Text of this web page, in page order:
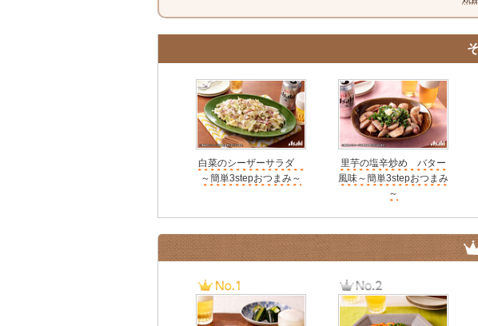
白菜のシーザーサラダ
～簡単3stepおつまみ～
里芋の塩辛炒め バター
風味～簡単3stepおつまみ
～